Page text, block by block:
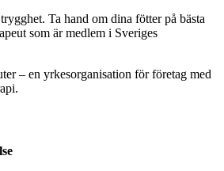
Ta hand om dina fötter på bästa
som är medlem i Sveriges
– en yrkesorganisation för företag med